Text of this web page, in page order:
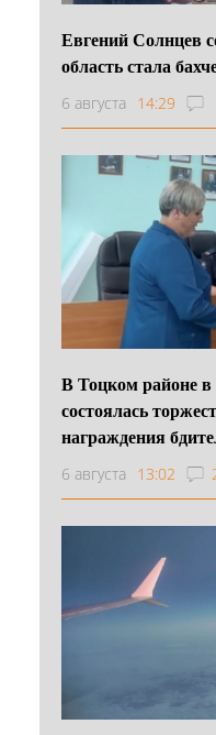
Евгений Солнцев
область стала
6 августа 14:29
В Тоцком районе в
состоялась
награждения
6 августа 13:02